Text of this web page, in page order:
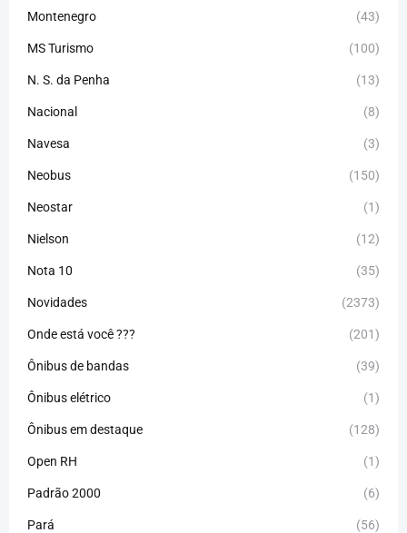
Montenegro (43)
MS Turismo (100)
N. S. da Penha (13)
Nacional (8)
Navesa (3)
Neobus (150)
Neostar (1)
Nielson (12)
Nota 10 (35)
Novidades (2373)
Onde está você ??? (201)
Ônibus de bandas (39)
Ônibus elétrico (1)
Ônibus em destaque (128)
Open RH (1)
Padrão 2000 (6)
Pará (56)